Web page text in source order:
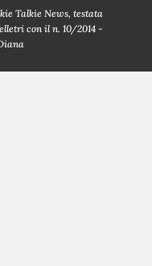
Talkie News, testata
con il n. 10/2014 -